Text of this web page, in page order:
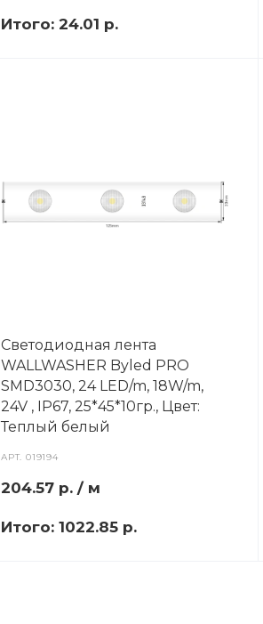
Итого: 24.01 р.
Светодиодная лента
WALLWASHER Byled PRO
SMD3030, 24 LED/m, 18W/m,
24V , IP67, 25*45*10гр., Цвет:
Теплый белый
АРТ.019194
204.57 р. / м
Итого: 1022.85 р.